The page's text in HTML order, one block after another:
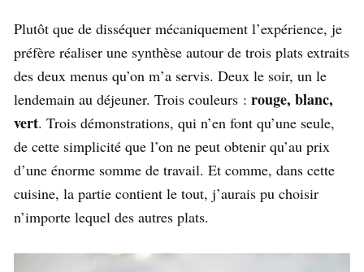
Plutôt que de disséquer mécaniquement l’expérience, je
préfère réaliser une synthèse autour de trois plats extraits
des deux menus qu’on m’a servis. Deux le soir, un le
lendemain au déjeuner. Trois couleurs : rouge, blanc,
vert. Trois démonstrations, qui n’en font qu’une seule,
de cette simplicité que l’on ne peut obtenir qu’au prix
d’une énorme somme de travail. Et comme, dans cette
cuisine, la partie contient le tout, j’aurais pu choisir
n’importe lequel des autres plats.